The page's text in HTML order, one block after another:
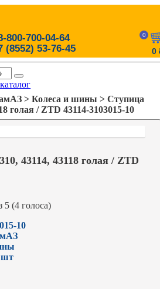
800-700-04-64
(8552) 53-76-45
0
0
> Колеса и шины > Ступица
голая / ZTD 43114-3103015-10
43114, 43118 голая / ZTD
5 (4 голоса)
10
шт